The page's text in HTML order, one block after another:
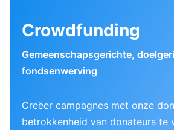
Crowdfunding
Gemeenschapsgerichte,
fondsenwerving
Creëer campagnes met onze
betrokkenheid van donateurs te